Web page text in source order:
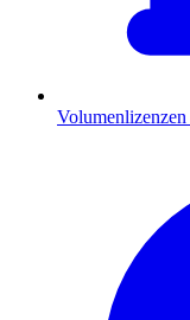
Volumenlizenzen